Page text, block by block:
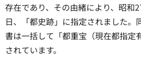
存在であり、その由緒により、昭和
日、「都史跡」に指定されました。
書は一括して「都重宝（現在都指定
されています。